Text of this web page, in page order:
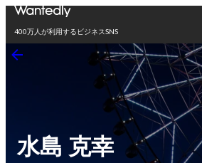
400万人が利用するビジネスSNS
水島 克幸